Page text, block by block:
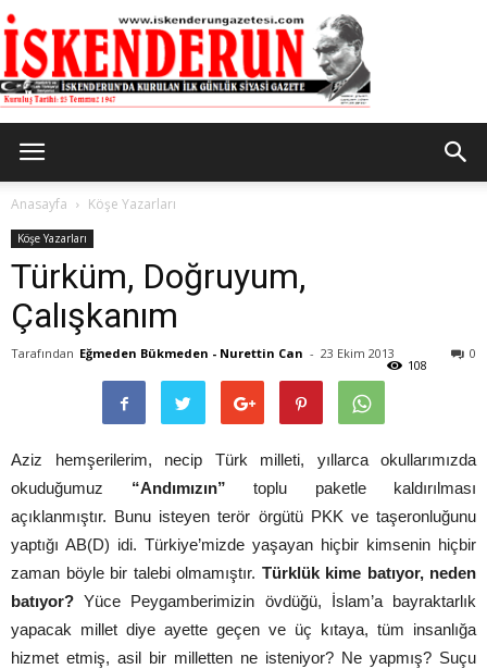
Gazetesi
Anasayfa Köşe Yazarları
Köşe Yazarları
Türküm, Doğruyum,
Çalışkanım
Tarafından Eğmeden Bükmeden - Nurettin Can - 23 Ekim 2013 0
108
Aziz hemşerilerim, necip Türk milleti, yıllarca okullarımızda
okuduğumuz “Andımızın” toplu paketle kaldırılması
açıklanmıştır. Bunu isteyen terör örgütü PKK ve taşeronluğunu
yaptığı AB(D) idi. Türkiye’mizde yaşayan hiçbir kimsenin hiçbir
zaman böyle bir talebi olmamıştır. Türklük kime batıyor, neden
batıyor? Yüce Peygamberimizin övdüğü, İslam’a bayraktarlık
yapacak millet diye ayette geçen ve üç kıtaya, tüm insanlığa
hizmet etmiş, asil bir milletten ne isteniyor? Ne yapmış? Suçu